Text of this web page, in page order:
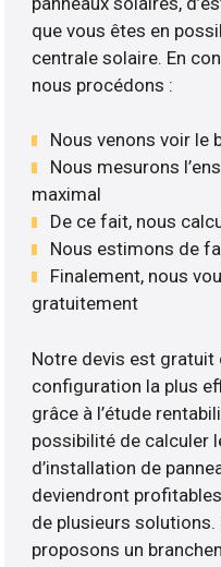
que vous êtes en
centrale solaire. En
nous procédons :
Nous venons voir le
Nous mesurons
maximal
De ce fait, nous
Nous estimons de
Finalement, nous
gratuitement
Notre devis est gratuit
configuration la plus
grâce à l’étude
possibilité de calculer
d’installation de
deviendront
de plusieurs
proposons un